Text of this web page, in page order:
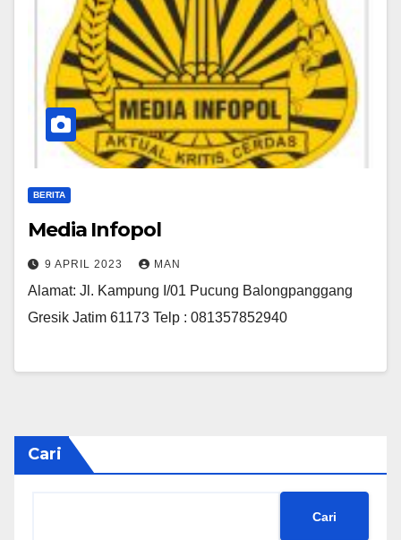
BERITA
Media Infopol
9 APRIL 2023 MAN
Alamat: Jl. Kampung I/01 Pucung Balongpanggang
Gresik Jatim 61173 Telp : 081357852940
Cari
Cari